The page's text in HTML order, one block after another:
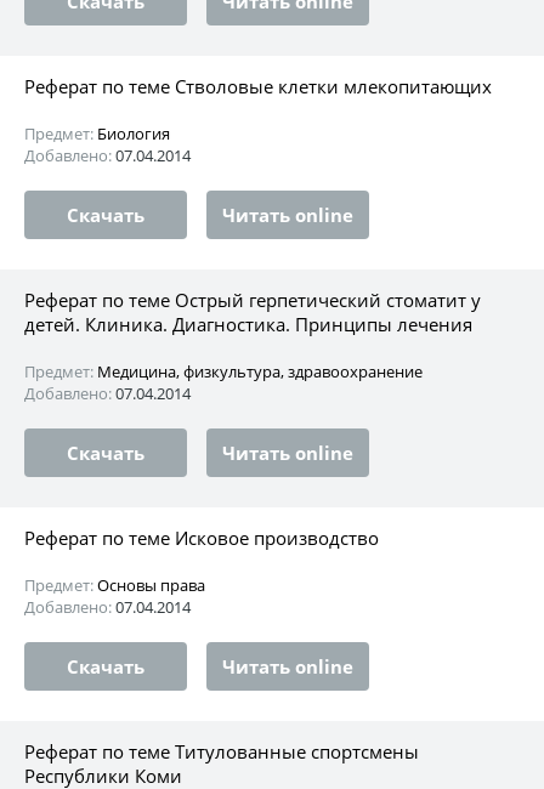
Реферат по теме Стволовые клетки млекопитающих
Предмет: Биология
Добавлено:07.04.2014
Скачать Читать online
Реферат по теме Острый герпетический стоматит у
детей. Клиника. Диагностика. Принципы лечения
Предмет: Медицина, физкультура, здравоохранение
Добавлено:07.04.2014
Скачать Читать online
Реферат по теме Исковое производство
Предмет:Основы права
Добавлено:07.04.2014
Скачать Читать online
Реферат по теме Титулованные спортсмены
Республики Коми